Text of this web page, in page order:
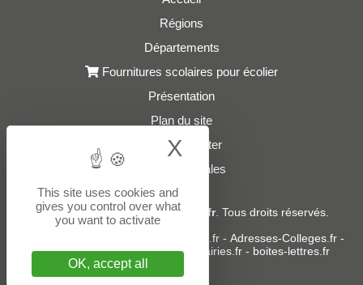
Régions
Départements
Fournitures scolaires pour écolier
Présentation
Plan du site
Nous contacter
Mentions légales
© 2021 - 2026Adresses-Ecoles.fr. Tous droits réservés.
donneespubliques.fr - Adresses-Colleges.fr -
Adresses-Lycees.fr-Adresses-Mairies.fr- boites-lettres.fr
This site uses cookies and
gives you control over what
you want to activate
OK, accept all
X Hide cookie